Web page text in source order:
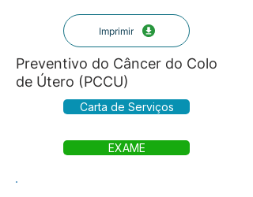
Imprimir
Preventivo do Câncer do Colo
de Útero (PCCU)
Carta de Serviços
EXAME